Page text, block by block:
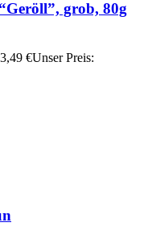
grob, 80g
€Unser Preis: